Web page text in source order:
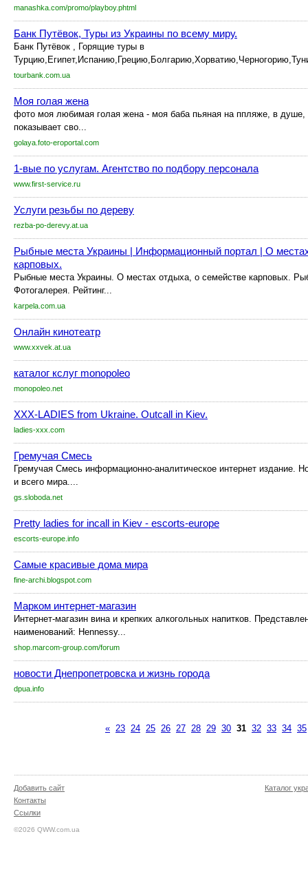
manashka.com/promo/playboy.phtml
Банк Путёвок, Туры из Украины по всему миру.
Банк Путёвок , Горящие туры в
tourbank.com.ua
Моя голая жена
фото моя любимая голая жена - моя баба пьяная на ппляже, в душе,
показывает сво...
golaya.foto-eroportal.com
1-вые по услугам. Агентство по подбору персонала
www.first-service.ru
Услуги резьбы по дереву
rezba-po-derevy.at.ua
Рыбные места Украины | Информационный портал | О
карповых.
Рыбные места Украины. О местах отдыха, о семействе карповых.
Фотогалерея. Рейтинг...
karpela.com.ua
Онлайн кинотеатр
www.xxvek.at.ua
каталог кслуг monopoleo
monopoleo.net
XXX-LADIES from Ukraine. Outcall in Kiev.
ladies-xxx.com
Гремучая Смесь
Гремучая Смесь информационно-аналитическое интернет издание.
и всего мира....
gs.sloboda.net
Pretty ladies for incall in Kiev - escorts-europe
escorts-europe.info
Самые красивые дома мира
fine-archi.blogspot.com
Марком интернет-магазин
Интернет-магазин вина и крепких алкогольных напитков.
наименований: Hennessy...
shop.marcom-group.com/forum
новости Днепропетровска и жизнь города
dpua.info
« 23 24 25 26 27 28 29 30 31 32 33 34 35
Добавить сайт
Контакты
Ссылки
©2026 QWW.com.ua
Каталог